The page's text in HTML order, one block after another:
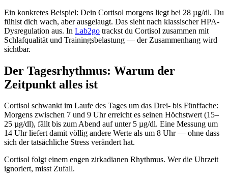
Ein konkretes Beispiel: Dein Cortisol morgens liegt bei 28 µg/dl. Du
fühlst dich wach, aber ausgelaugt. Das sieht nach klassischer HPA-
Dysregulation aus. In Lab2go trackst du Cortisol zusammen mit
Schlafqualität und Trainingsbelastung — der Zusammenhang wird
sichtbar.
Der Tagesrhythmus: Warum der
Zeitpunkt alles ist
Cortisol schwankt im Laufe des Tages um das Drei- bis Fünffache:
Morgens zwischen 7 und 9 Uhr erreicht es seinen Höchstwert (15–
25 µg/dl), fällt bis zum Abend auf unter 5 µg/dl. Eine Messung um
14 Uhr liefert damit völlig andere Werte als um 8 Uhr — ohne dass
sich der tatsächliche Stress verändert hat.
Cortisol folgt einem engen zirkadianen Rhythmus. Wer die Uhrzeit
ignoriert, misst Zufall.